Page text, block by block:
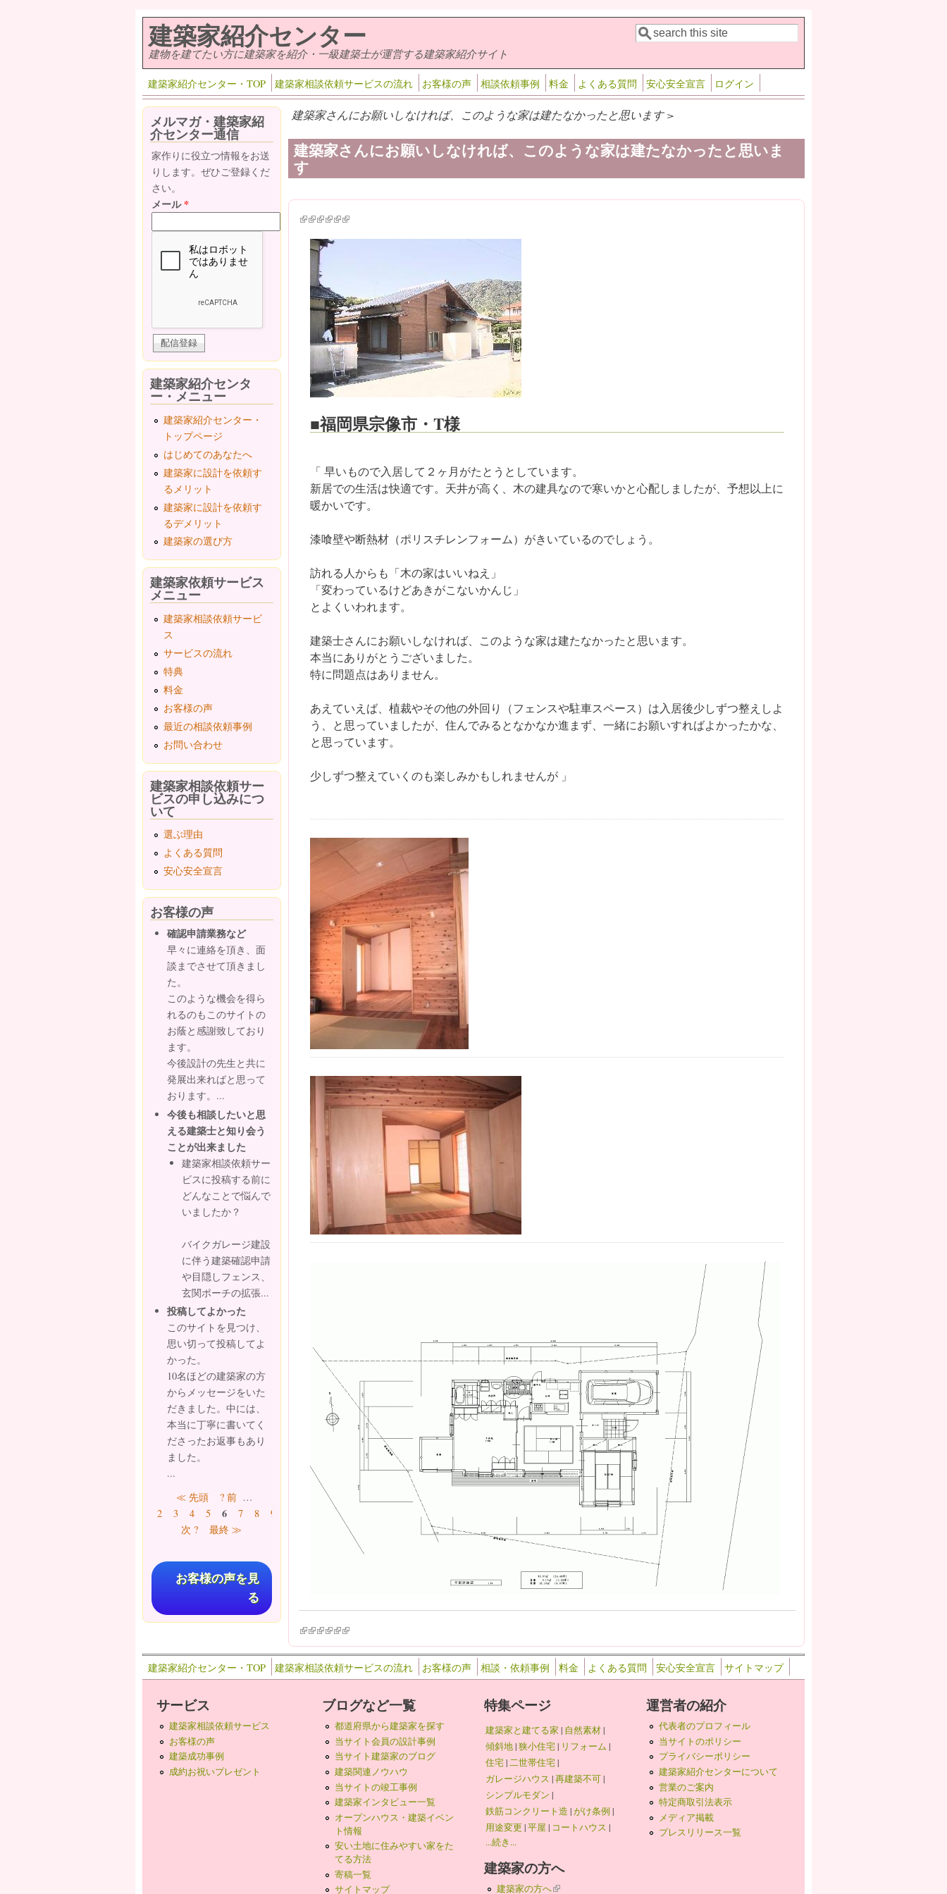
建築家紹介センター
建物を建てたい方に建築家を紹介・一級建築士が運営する建築家紹介サイト 検索フォーム
検索
建築家紹介センター・TOP 建築家相談依頼サービスの流れ お客様の声 相談依頼事例 料金 よくある質問 安心安全宣言 ログイン
建築家さんにお願いしなければ、このような家は建たなかったと思います >
建築家さんにお願いしなければ、このような家は建たなかったと思いま
す
(link is external)
(link is external)
(link is external)
(link is external)
(link is external)
(link is external)
■福岡県宗像市・T様
「 早いもので入居して２ヶ月がたとうとしています。
新居での生活は快適です。天井が高く、木の建具なので寒いかと心配しましたが、予想以上に
暖かいです。
漆喰壁や断熱材（ポリスチレンフォーム）がきいているのでしょう。
訪れる人からも「木の家はいいねえ」
「変わっているけどあきがこないかんじ」
とよくいわれます。
建築士さんにお願いしなければ、このような家は建たなかったと思います。
本当にありがとうございました。
特に問題点はありません。
あえていえば、植裁やその他の外回り（フェンスや駐車スペース）は入居後少しずつ整えしよ
う、と思っていましたが、住んでみるとなかなか進まず、一緒にお願いすればよかったかな、
と思っています。
少しずつ整えていくのも楽しみかもしれませんが 」
(link is external)
(link is external)
(link is external)
(link is external)
(link is external)
(link is external)
メルマガ・建築家紹
介センター通信
家作りに役立つ情報をお送
りします。ぜひご登録くだ
さい。
メール*
建築家紹介センタ
ー・メニュー
建築家紹介センター・
トップページ
はじめてのあなたへ
建築家に設計を依頼す
るメリット
建築家に設計を依頼す
るデメリット
建築家の選び方
建築家依頼サービス
メニュー
建築家相談依頼サービ
ス
サービスの流れ
特典
料金
お客様の声
最近の相談依頼事例
お問い合わせ
建築家相談依頼サー
ビスの申し込みにつ
いて
選ぶ理由
よくある質問
安心安全宣言
お客様の声
確認申請業務など
早々に連絡を頂き、面
談までさせて頂きまし
た。
このような機会を得ら
れるのもこのサイトの
お蔭と感謝致しており
ます。
今後設計の先生と共に
発展出来ればと思って
おります。...
今後も相談したいと思
える建築士と知り会う
ことが出来ました
建築家相談依頼サー
ビスに投稿する前に
どんなことで悩んで
いましたか？
バイクガレージ建設
に伴う建築確認申請
や目隠しフェンス、
玄関ポーチの拡張...
投稿してよかった
このサイトを見つけ、
思い切って投稿してよ
かった。
10名ほどの建築家の方
からメッセージをいた
だきました。中には、
本当に丁寧に書いてく
ださったお返事もあり
ました。
...
ページ≪ 先頭 ? 前 …
2
3 4 5 6 7 8 9
次 ?
最終 ≫
お客様の声を見
る
建築家紹介センター・TOP 建築家相談依頼サービスの流れ お客様の声 相談・依頼事例 料金 よくある質問 安心安全宣言 サイトマップ
サービス
建築家相談依頼サービス
お客様の声
建築成功事例
成約お祝いプレゼント
ブログなど一覧
都道府県から建築家を探す
当サイト会員の設計事例
当サイト建築家のブログ
建築関連ノウハウ
当サイトの竣工事例
建築家インタビュー一覧
オープンハウス・建築イベン
ト情報
安い土地に住みやすい家をた
てる方法
寄稿一覧
サイトマップ
特集ページ
建築家と建てる家 | 自然素材|
傾斜地|狭小住宅| リフォーム |
住宅|二世帯住宅|
ガレージハウス |再建築不可|
シンプルモダン |
鉄筋コンクリート造 |がけ条例 |
用途変更 |平屋 | コートハウス |
...続き...
建築家の方へ
建築家の方へ(link is external)
運営者の紹介
代表者のプロフィール
当サイトのポリシー
プライバシーポリシー
建築家紹介センターについて
営業のご案内
特定商取引法表示
メディア掲載
プレスリリース一覧